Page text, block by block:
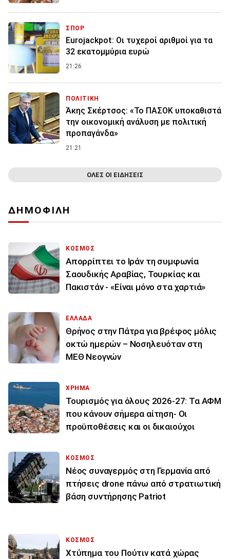
ΣΠΟΡ
Eurojackpot: Οι τυχεροί αριθμοί για τα
32 εκατoμμύρια ευρώ
21:26
ΠΟΛΙΤΙΚΗ
Άκης Σκέρτσος: «Το ΠΑΣΟΚ υποκαθιστά
την οικονομική ανάλυση με πολιτική
προπαγάνδα»
21:21
ΟΛΕΣ ΟΙ ΕΙΔΗΣΕΙΣ
ΔΗΜΟΦΙΛΗ
ΚΟΣΜΟΣ
Απορρίπτει το Ιράν τη συμφωνία
Σαουδικής Αραβίας, Τουρκίας και
Πακιστάν - «Είναι μόνο στα χαρτιά»
ΕΛΛΑΔΑ
Θρήνος στην Πάτρα για βρέφος μόλις
οκτώ ημερών – Νοσηλευόταν στη
ΜΕΘ Νεογνών
ΧΡΗΜΑ
Τουρισμός για όλους 2026-27: Τα ΑΦΜ
που κάνουν σήμερα αίτηση- Οι
προϋποθέσεις και οι δικαιούχοι
ΚΟΣΜΟΣ
Νέος συναγερμός στη Γερμανία από
πτήσεις drone πάνω από στρατιωτική
βάση συντήρησης Patriot
ΚΟΣΜΟΣ
Χτύπημα του Πούτιν κατά χώρας